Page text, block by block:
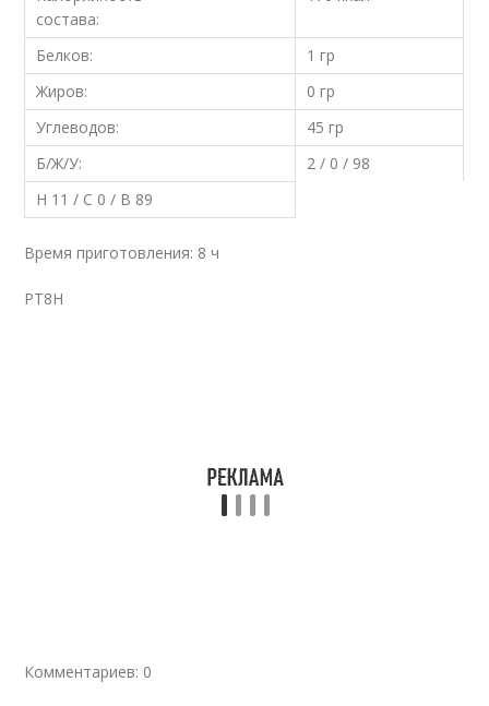
состава:
Белков:
1 гр
Жиров:
0 гр
Углеводов:
45 гр
Б/Ж/У:
2 / 0 / 98
Н 11 / С 0 / В 89
Время приготовления: 8 ч
PT8H
Комментариев: 0